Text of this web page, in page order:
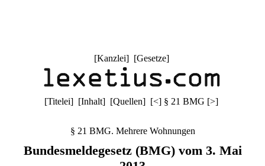
[Kanzlei] [Gesetze]
[Titelei] [Inhalt] [Quellen] [<] § 21 BMG [>]
§ 21 BMG. Mehrere Wohnungen
Bundesmeldegesetz (BMG) vom 3. Mai